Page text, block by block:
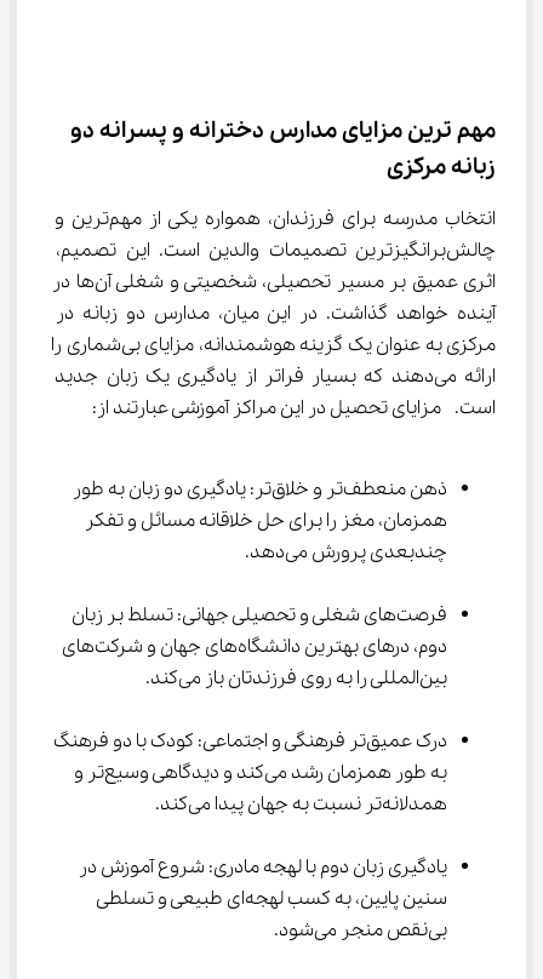
مهم ترین مزایای مدارس دخترانه و پسرانه دو
زبانه مرکزی
انتخاب مدرسه برای فرزندان، همواره یکی از مهم‌ترین و
چالش‌برانگیزترین تصمیمات والدین است. این تصمیم،
اثری عمیق بر مسیر تحصیلی، شخصیتی و شغلی آن‌ها در
آینده خواهد گذاشت. در این میان، مدارس دو زبانه در
مرکزی به عنوان یک گزینه هوشمندانه، مزایای بی‌شماری را
ارائه می‌دهند که بسیار فراتر از یادگیری یک زبان جدید
است.  مزایای تحصیل در این مراکز آموزشی عبارتند از:
ذهن منعطف‌تر و خلاق‌تر: یادگیری دو زبان به طور
همزمان، مغز را برای حل خلاقانه مسائل و تفکر
چندبعدی پرورش می‌دهد.
فرصت‌های شغلی و تحصیلی جهانی: تسلط بر زبان
دوم، درهای بهترین دانشگاه‌های جهان و شرکت‌های
بین‌المللی را به روی فرزندتان باز می‌کند.
درک عمیق‌تر فرهنگی و اجتماعی: کودک با دو فرهنگ
به طور همزمان رشد می‌کند و دیدگاهی وسیع‌تر و
همدلانه‌تر نسبت به جهان پیدا می‌کند.
یادگیری زبان دوم با لهجه مادری: شروع آموزش در
سنین پایین، به کسب لهجه‌ای طبیعی و تسلطی
بی‌نقص منجر می‌شود.